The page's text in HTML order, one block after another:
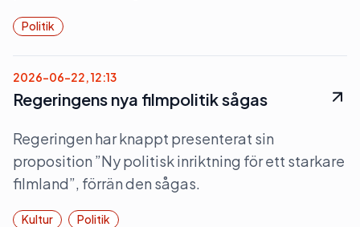
Politik
2026-06-22, 12:13
Regeringens nya filmpolitik sågas
Regeringen har knappt presenterat sin
proposition ”Ny politisk inriktning för ett starkare
filmland”, förrän den sågas.
Kultur Politik